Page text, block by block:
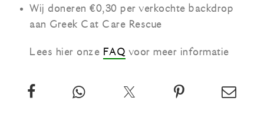
Wij doneren €0,30 per verkochte backdrop
aan Greek Cat Care Rescue
Lees hier onze FAQ voor meer informatie